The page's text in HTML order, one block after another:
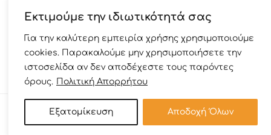
Εκτιμούμε την ιδιωτικότητά σας
Για την καλύτερη εμπειρία χρήσης χρησιμοποιούμε
cookies. Παρακαλούμε μην χρησιμοποιήσετε την
ιστοσελίδα αν δεν αποδέχεστε τους παρόντες
όρους. Πολιτική Απορρήτου
Εξατομίκευση Αποδοχή Όλων
BOOK NOW
+30. 6932547277